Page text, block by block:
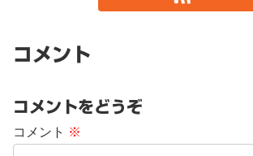
コメント
コメントをどうぞ
コメント ※